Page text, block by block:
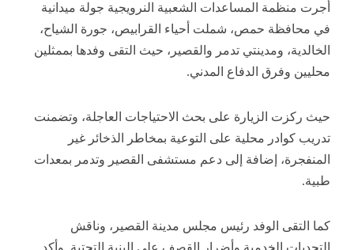
أجرت منظمة المساعدات الشعبية النرويجية جولة ميدانية
في محافظة حمص، شملت أحياء القرابيص، جورة الشياح،
الخالدية، ومدينتي تدمر والقصير، حيث التقى وفدها بممثلين
محليين وفرق الدفاع المدني.
حيث ركزت الزيارة على بحث الاحتياجات العاجلة، وتضمنت
تدريب كوادر محلية على التوعية بمخاطر الذخائر غير
المنفجرة، إضافة إلى دعم مستشفى القصير وتدمر بمعدات
طبية.
كما التقى الوفد رئيس مجلس مدينة القصير، وناقش
التحديات الخدمية وأضرار القصف على البنية التحتية. وأكد